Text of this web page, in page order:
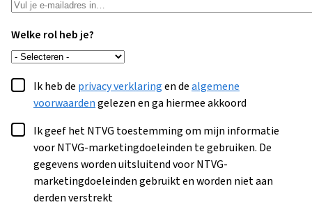
Welke rol heb je?
Ik heb de privacy verklaringen dealgemene
voorwaardengelezen en ga hiermee akkoord
Ik geef het NTVG toestemming om mijn informatie
voor NTVG-marketingdoeleinden te gebruiken. De
gegevens worden uitsluitend voor NTVG-
marketingdoeleinden gebruikt en worden niet aan
derden verstrekt